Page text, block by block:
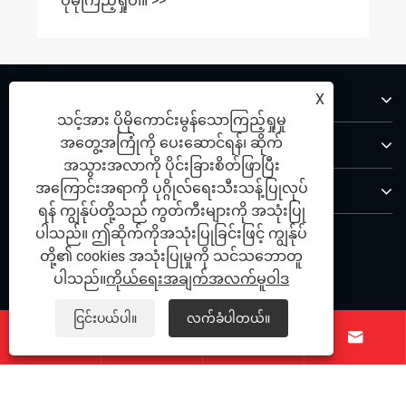
ထုတ်ကုန်များ
ကြှနျုပျတို့ကိုဆကျသှယျရနျ
ကြှနျုပျတို့နောကျလိုကျပါ
 
X
သင့်အား ပိုမိုကောင်းမွန်သောကြည့်ရှုမှု
အတွေ့အကြုံကို ပေးဆောင်ရန်၊ ဆိုက်
အသွားအလာကို ပိုင်းခြားစိတ်ဖြာပြီး
အကြောင်းအရာကို ပုဂ္ဂိုလ်ရေးသီးသန့်ပြုလုပ်
ရန် ကျွန်ုပ်တို့သည် ကွတ်ကီးများကို အသုံးပြု
ပါသည်။ ဤဆိုက်ကိုအသုံးပြုခြင်းဖြင့် ကျွန်ုပ်
တို့၏ cookies အသုံးပြုမှုကို သင်သဘောတူ
ပါသည်။ကိုယ်ရေးအချက်အလက်မူဝါဒ
ငြင်းပယ်ပါ။ လက်ခံပါတယ်။